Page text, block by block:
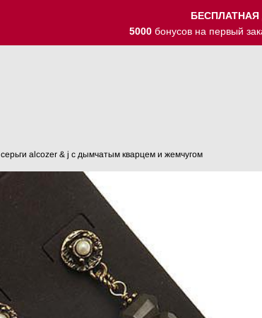
БЕСПЛАТНАЯ
5000 бонусов на первый
серьги alcozer & j с дымчатым кварцем и жемчугом